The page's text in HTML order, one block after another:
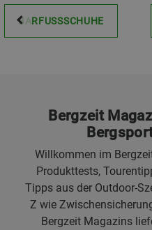
BARFUSSSCHUHE
Bergzeit
Willkommen im
Produkttests,
Tipps aus der Outdoor-
Z wie
Bergzeit Magazins